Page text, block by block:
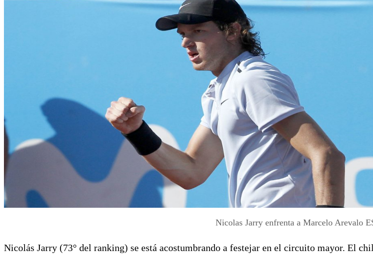
Nicolas Jarry enfrenta a Marcelo Arevalo
Nicolás Jarry (73° del ranking) se está acostumbrando a festejar en el circuito mayor. El